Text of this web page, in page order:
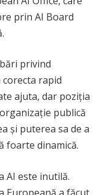
prin AI Board
privind
rapid
ajuta, dar poziția
publică
și puterea sa de a
foarte dinamică.
AI este inutilă.